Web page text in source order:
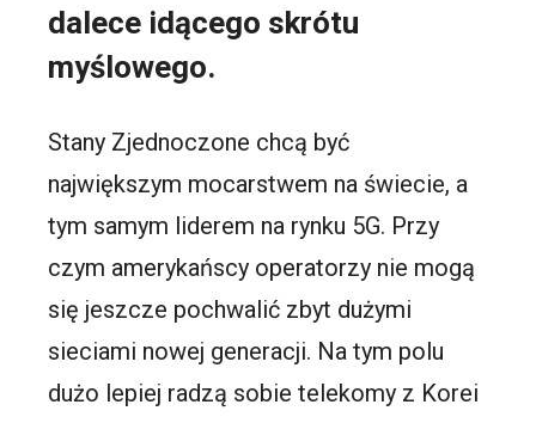
dalece idącego skrótu
myślowego.
Stany Zjednoczone chcą być
największym mocarstwem na świecie, a
tym samym liderem na rynku 5G. Przy
czym amerykańscy operatorzy nie mogą
się jeszcze pochwalić zbyt dużymi
sieciami nowej generacji. Na tym polu
dużo lepiej radzą sobie telekomy z Korei